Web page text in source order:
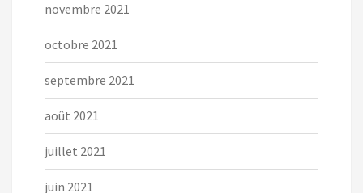
novembre 2021
octobre 2021
septembre 2021
août 2021
juillet 2021
juin 2021